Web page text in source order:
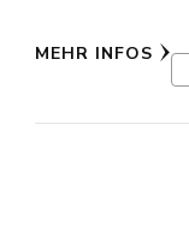
MEHR INFOS